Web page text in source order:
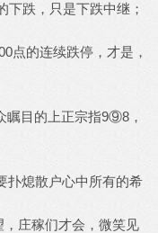
，只是下跌中继；
连续跌停，才是，
瞩目的上正宗指9⑨8，
扑熄散户心中所有的希
庄稼们才会，微笑见